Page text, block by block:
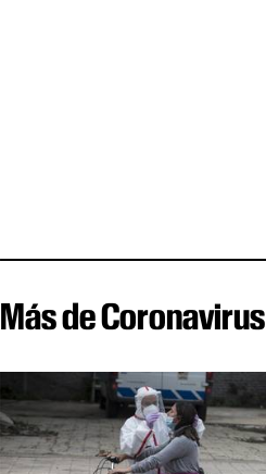
Más de Coronavirus